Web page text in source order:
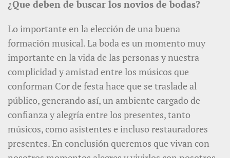
¿Que deben de buscar los novios de bodas?
Lo importante en la elección de una buena
formación musical. La boda es un momento muy
importante en la vida de las personas y nuestra
complicidad y amistad entre los músicos que
conforman Cor de festa hace que se traslade al
público, generando así, un ambiente cargado de
confianza y alegría entre los presentes, tanto
músicos, como asistentes e incluso restauradores
presentes. En conclusión queremos que vivan con